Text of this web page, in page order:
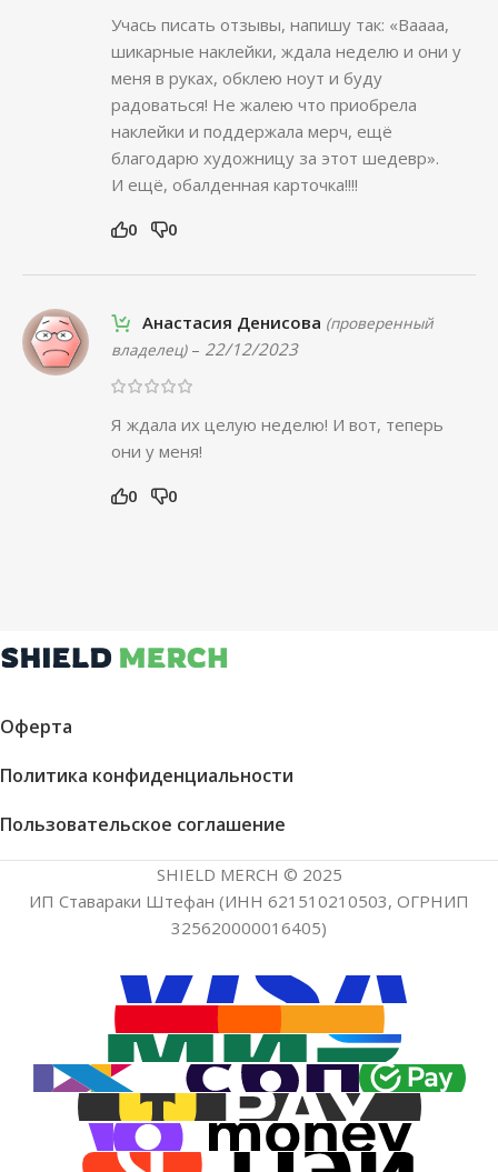
Учась писать отзывы, напишу так: «Ваааа,
шикарные наклейки, ждала неделю и они у
меня в руках, обклею ноут и буду
радоваться! Не жалею что приобрела
наклейки и поддержала мерч, ещё
благодарю художницу за этот шедевр».
И ещё, обалденная карточка!!!!
0 0
Анастасия Денисова (проверенный
владелец) – 22/12/2023
Я ждала их целую неделю! И вот, теперь
они у меня!
0 0
Оферта
Политика конфиденциальности
Пользовательское соглашение
SHIELD MERCH © 2025
ИП Ставараки Штефан (ИНН 621510210503, ОГРНИП
325620000016405)